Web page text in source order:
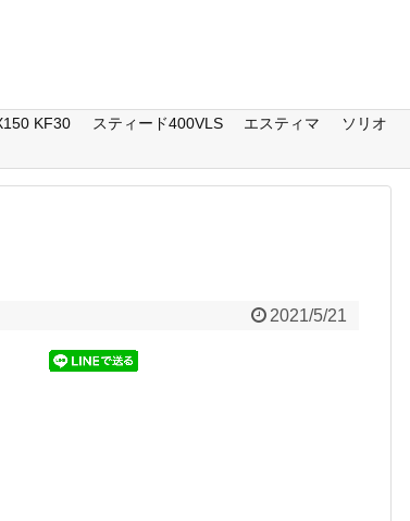
KF30 スティード400VLS エスティマ ソリオ
2021/5/21